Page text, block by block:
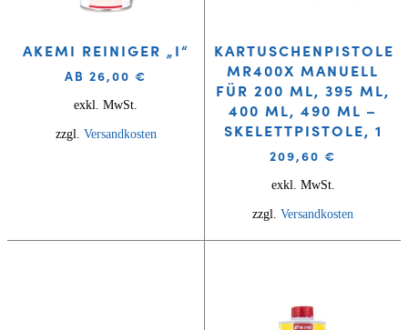
AKEMI REINIGER „I“
AB 26,00 €
exkl. MwSt.
zzgl. Versandkosten
KARTUSCHENPISTOLE
MR400X MANUELL
FÜR 200 ML, 395 ML,
400 ML, 490 ML –
SKELETTPISTOLE, 1
209,60 €
exkl. MwSt.
zzgl. Versandkosten